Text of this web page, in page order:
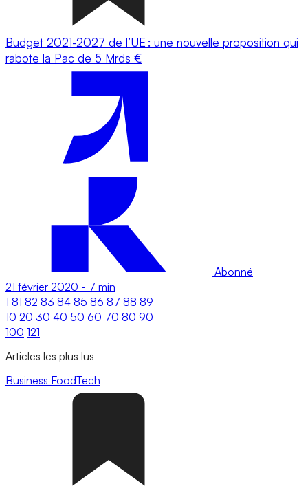
Budget 2021-2027 de l’UE : une nouvelle proposition qui
rabote la Pac de 5 Mrds €
Abonné
21 février 2020 - 7 min
1 81 82 83 84 85 86 87 88 89
10 20 30 40 50 60 70 80 90
100 121
Articles les plus lus
Business FoodTech